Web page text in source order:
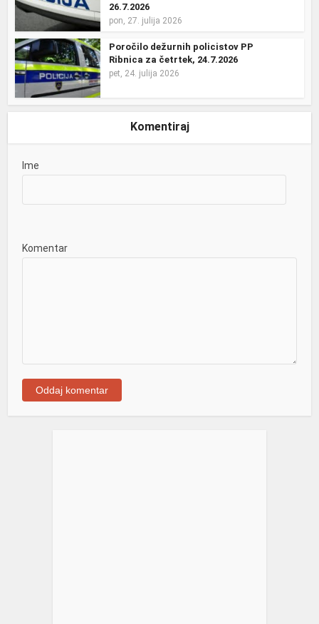
26.7.2026
pon, 27. julija 2026
Poročilo dežurnih policistov PP
Ribnica za četrtek, 24.7.2026
pet, 24. julija 2026
Komentiraj
Ime
Komentar